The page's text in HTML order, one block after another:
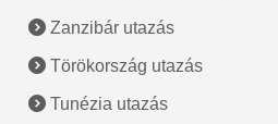
Zanzibár utazás
Törökország utazás
Tunézia utazás